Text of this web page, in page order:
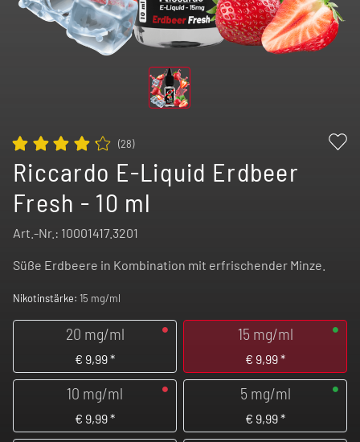
(28)
Riccardo E-Liquid Erdbeer
Fresh - 10 ml
Art.-Nr.: 10001417.3201
Süße Erdbeere in Kombination mit erfrischender Minze.
Nikotinstärke: 15 mg/ml
20 mg/ml
€ 9,99*
15 mg/ml
€ 9,99*
10 mg/ml
€ 9,99*
5 mg/ml
€ 9,99*